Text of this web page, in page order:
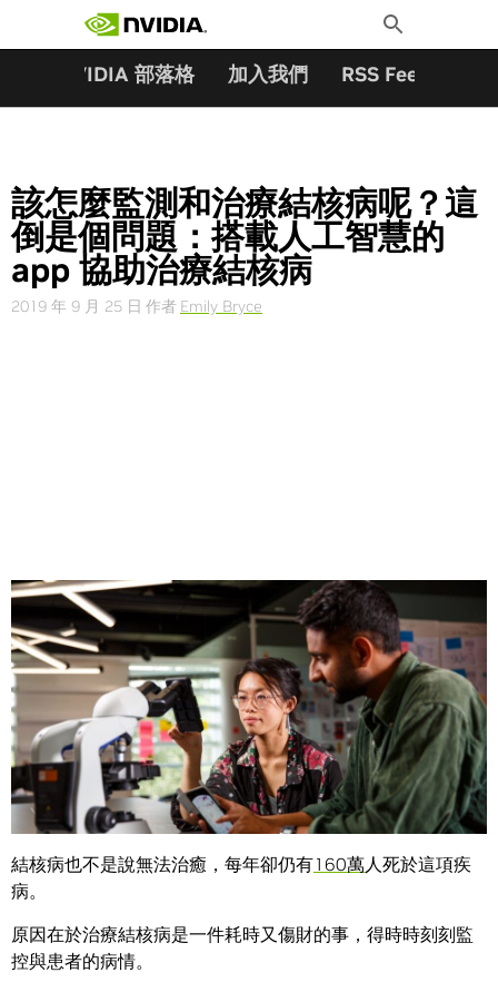
Toggle
Search
NVIDIA 部落格 加入我們 RSS Feeds
該怎麼監測和治療結核病呢？這
倒是個問題：搭載人工智慧的
app 協助治療結核病
2019 年 9 月 25 日 作者 Emily Bryce
Share
劍橋顧問公司開發出的深度學習概念，能夠更有效率地治療
結核病這項威脅全球人口性命的疾病。
結核病也不是說無法治癒，每年卻仍有160萬人死於這項疾
病。
原因在於治療結核病是一件耗時又傷財的事，得時時刻刻監
控與患者的病情。